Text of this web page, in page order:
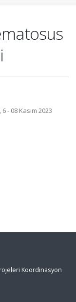
- 08 Kasım 2023
Koordinasyon